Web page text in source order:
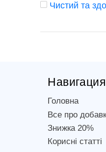
Чистий та
Навигация
Головна
Все про
Знижка 20%
Корисні статті